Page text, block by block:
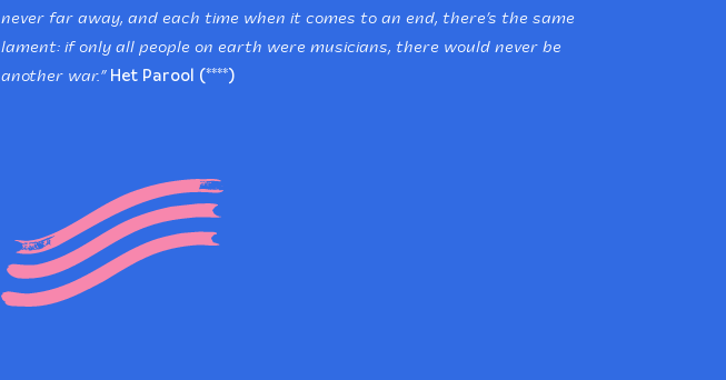
never far away, and each time when it comes to an end, there’s the same
lament: if only all people on earth were musicians, there would never be
another war.”Het Parool (****)